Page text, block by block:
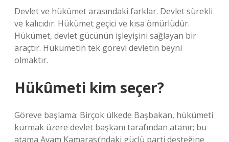
Devlet ve hükümet arasındaki farklar. Devlet sürekli
ve kalıcıdır. Hükümet geçici ve kısa ömürlüdür.
Hükümet, devlet gücünün işleyişini sağlayan bir
araçtır. Hükümetin tek görevi devletin beyni
olmaktır.
Hükûmeti kim seçer?
Göreve başlama: Birçok ülkede Başbakan, hükümeti
kurmak üzere devlet başkanı tarafından atanır; bu
atama Avam Kamarası’ndaki güçlü parti desteğine